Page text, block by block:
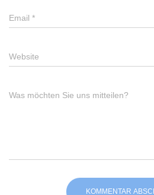
Email *
Website
Was möchten Sie uns mitteilen?